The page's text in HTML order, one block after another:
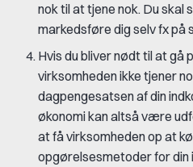
nok til at tjene nok. Du skal
markedsføre dig selv fx på
Hvis du bliver nødt til at gå
virksomheden ikke tjener
dagpengesatsen af din
økonomi kan altså være
at få virksomheden op at
opgørelsesmetoder for